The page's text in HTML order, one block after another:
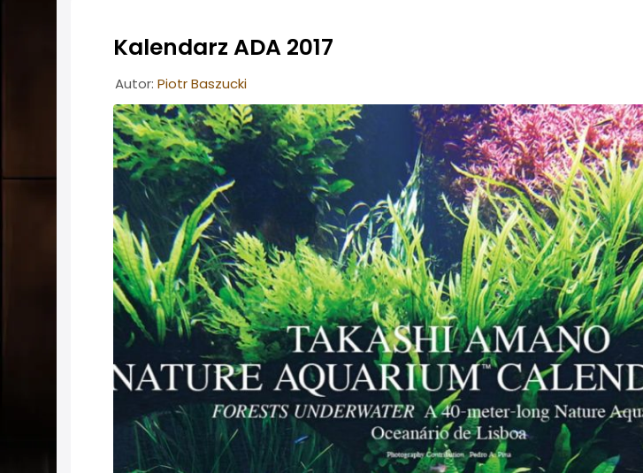
Kalendarz ADA 2017
Informacje o artykule
Autor: Piotr Baszucki